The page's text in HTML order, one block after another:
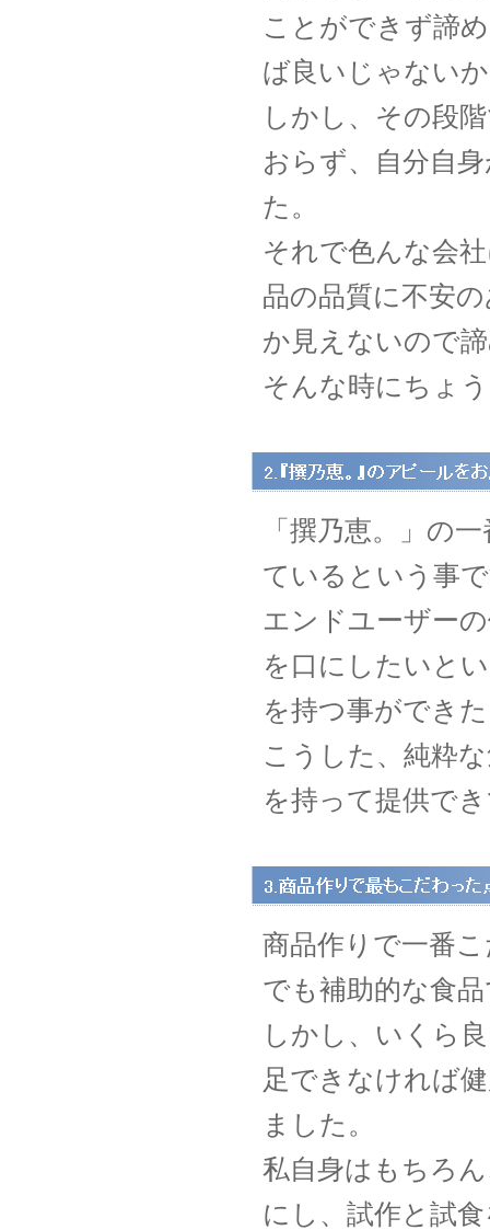
ことができず諦
ば良いじゃない
しかし、その段
おらず、自分自
た。
それで色んな会
品の品質に不安
か見えないので
そんな時にちょ
「撰乃恵。」の
ているという事
エンドユーザー
を口にしたいと
を持つ事ができ
こうした、純粋
を持って提供で
商品作りで一番
でも補助的な食
しかし、いくら
足できなければ
ました。
私自身はもちろ
にし、試作と試